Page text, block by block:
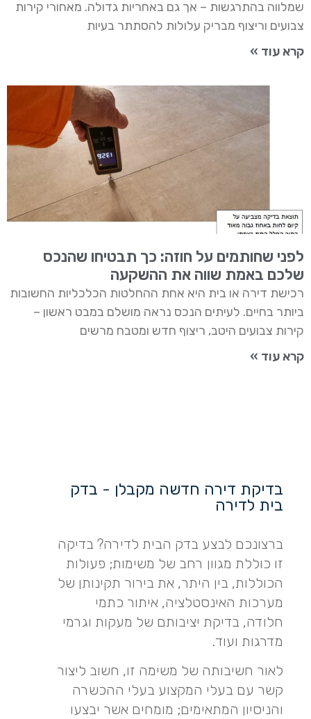
שמלווה בהתרגשות – אך גם באחריות גדולה. מאחורי קירות
צבועים וריצוף מבריק עלולות להסתתר בעיות
קרא עוד »
לפני שחותמים על חוזה: כך תבטיחו שהנכס
שלכם באמת שווה את ההשקעה
רכישת דירה או בית היא אחת ההחלטות הכלכליות החשובות
ביותר בחיים. לעיתים הנכס נראה מושלם במבט ראשון –
קירות צבועים היטב, ריצוף חדש ומטבח מרשים
קרא עוד »
בדיקת דירה חדשה מקבלן - בדק
בית לדירה
ברצונכם לבצע בדק הבית לדירה? בדיקה
זו כוללת מגוון רחב של משימות; פעולות
הכוללות, בין היתר, את בירור תקינותן של
מערכות האינסטלציה, איתור כתמי
חלודה, בדיקת יציבותם של מעקות וגרמי
מדרגות ועוד.
לאור חשיבותה של משימה זו, חשוב ליצור
קשר עם בעלי המקצוע בעלי ההכשרה
והניסיון המתאימים; מומחים אשר יבצעו